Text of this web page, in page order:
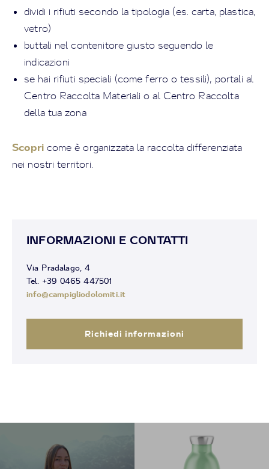
dividi i rifiuti secondo la tipologia (es. carta, plastica,
vetro)
buttali nel contenitore giusto seguendo le
indicazioni
se hai rifiuti speciali (come ferro o tessili), portali al
Centro Raccolta Materiali o al Centro Raccolta
della tua zona
Scopri come è organizzata la raccolta differenziata
nei nostri territori.
INFORMAZIONI E CONTATTI
Via Pradalago, 4
Tel. +39 0465 447501
info@campigliodolomiti.it
Richiedi informazioni